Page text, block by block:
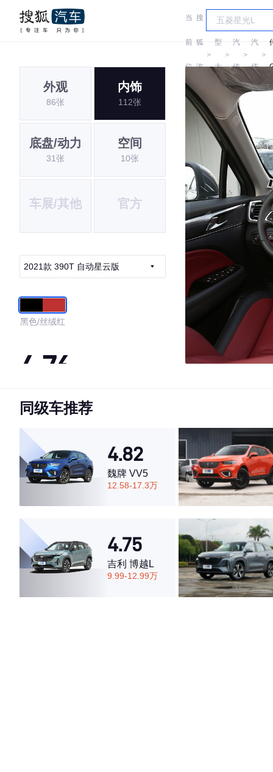
当
前
位
置:
搜
狐
汽
车
＞
车
型
大
＞
广
汽
传
祺
＞
广
汽
传
祺
＞
外观
86张
内饰
112张
底盘/动力
31张
空间
10张
车展/其他 官方
2021款 390T 自动星云版
黑色/丝绒红
4.76
·外观表现较为优秀，优于60%同级车
·空间表现较为优秀，优于69%同级车
同级车推荐
4.82
魏牌 VV5
12.58-17.3万
4.75
吉利 博越L
9.99-12.99万